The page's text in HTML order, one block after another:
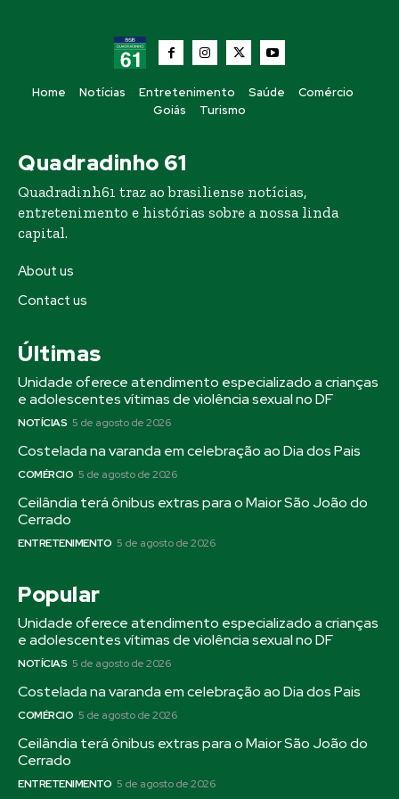
Home Notícias Entretenimento Saúde
Comércio
Goiás
Turismo
Quadradinho 61
Quadradinh61 traz ao brasiliense notícias,
entretenimento e histórias sobre a nossa linda
capital.
About us
Contact us
Últimas
Unidade oferece atendimento especializado a crianças
e adolescentes vítimas de violência sexual no DF
NOTÍCIAS 5 de agosto de 2026
Costelada na varanda em celebração ao Dia dos Pais
COMÉRCIO 5 de agosto de 2026
Ceilândia terá ônibus extras para o Maior São João do
Cerrado
ENTRETENIMENTO 5 de agosto de 2026
Popular
Unidade oferece atendimento especializado a crianças
e adolescentes vítimas de violência sexual no DF
NOTÍCIAS 5 de agosto de 2026
Costelada na varanda em celebração ao Dia dos Pais
COMÉRCIO 5 de agosto de 2026
Ceilândia terá ônibus extras para o Maior São João do
Cerrado
ENTRETENIMENTO 5 de agosto de 2026